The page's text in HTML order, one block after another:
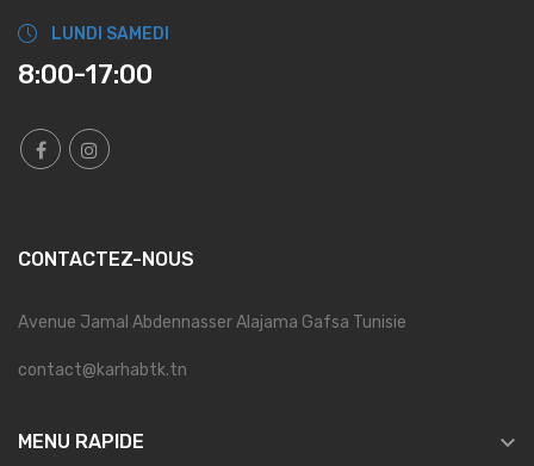
LUNDI SAMEDI
8:00-17:00
CONTACTEZ-NOUS
Avenue Jamal Abdennasser Alajama Gafsa Tunisie
contact@karhabtk.tn
MENU RAPIDE 